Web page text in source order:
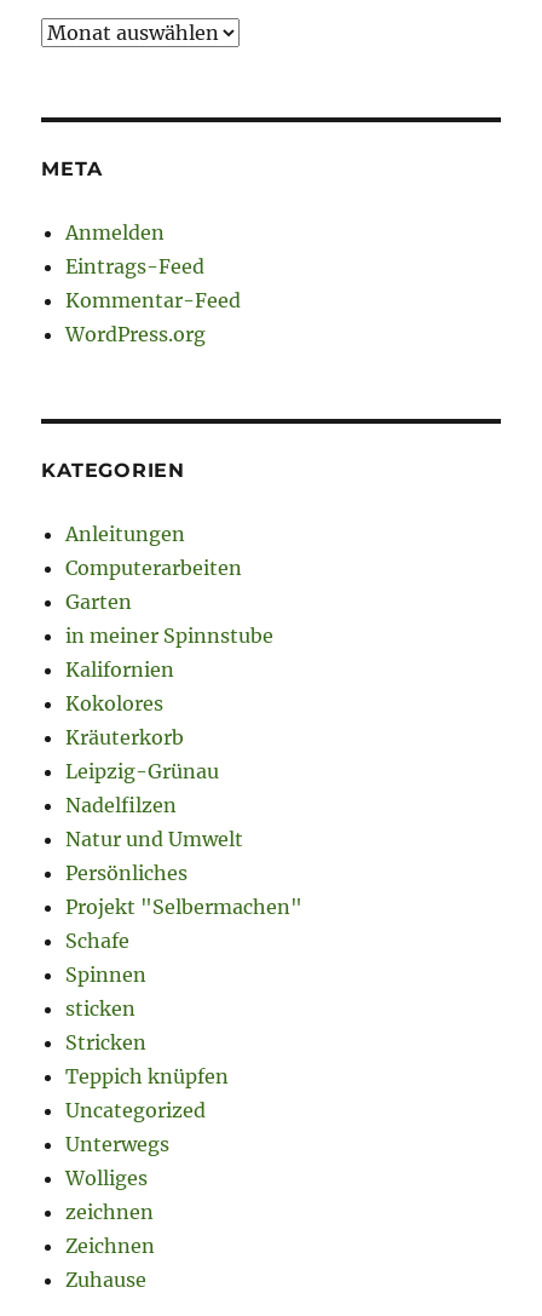
Archiv
META
Anmelden
Eintrags-Feed
Kommentar-Feed
WordPress.org
KATEGORIEN
Anleitungen
Computerarbeiten
Garten
in meiner Spinnstube
Kalifornien
Kokolores
Kräuterkorb
Leipzig-Grünau
Nadelfilzen
Natur und Umwelt
Persönliches
Projekt "Selbermachen"
Schafe
Spinnen
sticken
Stricken
Teppich knüpfen
Uncategorized
Unterwegs
Wolliges
zeichnen
Zeichnen
Zuhause